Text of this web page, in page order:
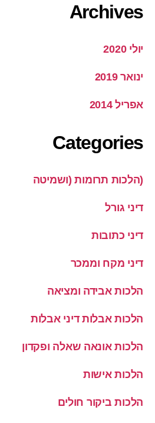
Archives
יולי 2020
ינואר 2019
אפריל 2014
Categories
(הלכות תרומות (ושמיטה
דיני גורל
דיני כתובות
דיני מקח וממכר
הלכות אבידה ומציאה
הלכות אבלות דיני אבלות
הלכות אונאה שאלה ופקדון
הלכות אישות
הלכות ביקור חולים